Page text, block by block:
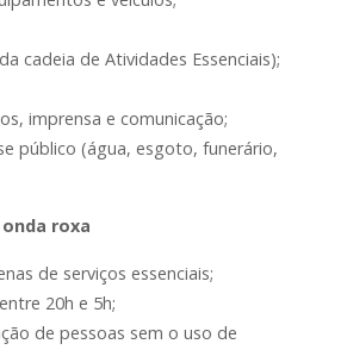
cadeia de Atividades Essenciais);
imprensa e comunicação;
público (água, esgoto, funerário,
roxa
de serviços essenciais;
20h e 5h;
de pessoas sem o uso de